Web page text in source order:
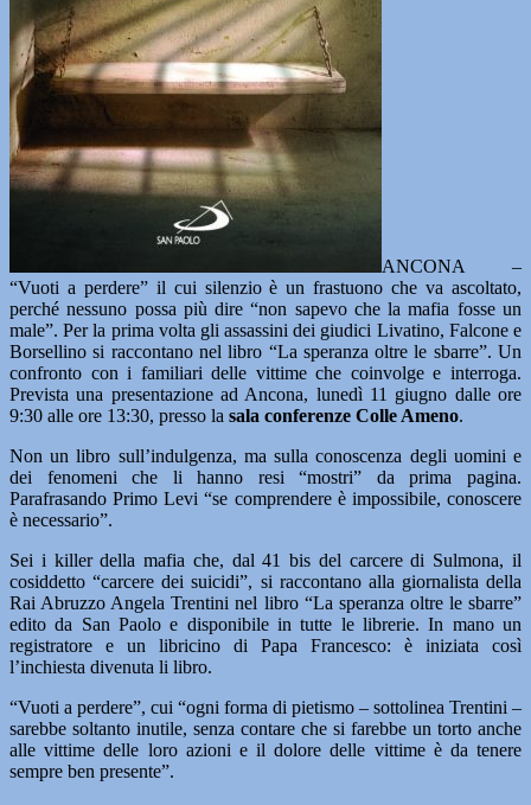
ANCONA –
“Vuoti a perdere” il cui silenzio è un frastuono che va ascoltato,
perché nessuno possa più dire “non sapevo che la mafia fosse un
male”. Per la prima volta gli assassini dei giudici Livatino, Falcone e
Borsellino si raccontano nel libro “La speranza oltre le sbarre”. Un
confronto con i familiari delle vittime che coinvolge e interroga.
Prevista una presentazione ad Ancona, lunedì 11 giugno dalle ore
9:30 alle ore 13:30, presso la sala conferenze Colle Ameno.
Non un libro sull’indulgenza, ma sulla conoscenza degli uomini e
dei fenomeni che li hanno resi “mostri” da prima pagina.
Parafrasando Primo Levi “se comprendere è impossibile, conoscere
è necessario”.
Sei i killer della mafia che, dal 41 bis del carcere di Sulmona, il
cosiddetto “carcere dei suicidi”, si raccontano alla giornalista della
Rai Abruzzo Angela Trentini nel libro “La speranza oltre le sbarre”
edito da San Paolo e disponibile in tutte le librerie. In mano un
registratore e un libricino di Papa Francesco: è iniziata così
l’inchiesta divenuta li libro.
“Vuoti a perdere”, cui “ogni forma di pietismo – sottolinea Trentini –
sarebbe soltanto inutile, senza contare che si farebbe un torto anche
alle vittime delle loro azioni e il dolore delle vittime è da tenere
sempre ben presente”.